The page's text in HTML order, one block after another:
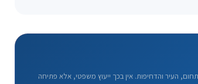
העיר והדחיפות. אין בכך ייעוץ משפטי, אלא פתיחה